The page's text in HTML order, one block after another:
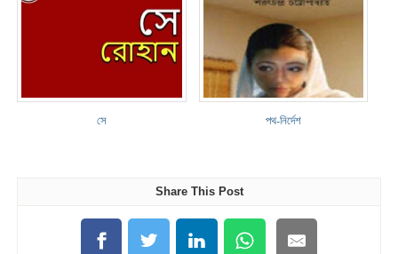
সে পথ-নির্দেশ
Share This Post